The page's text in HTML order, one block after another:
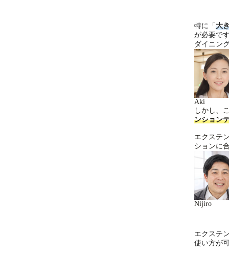
特に「 大
が必要で
ダイニン
Aki
しかし、
ンション
エクステ
ションに
Nijiro
エクステ
使い方が